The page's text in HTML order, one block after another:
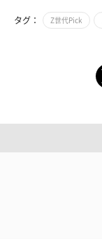
タグ： Z世代Pick